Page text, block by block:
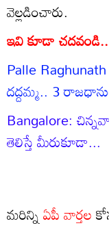
వెల్లడించారు.
ఇవి కూడా
Palle
దద్దమ్మ.. 3
Bangalore:
తెలిస్తే మీరుకూడా...
మరిన్నిఏపీ వార్తల